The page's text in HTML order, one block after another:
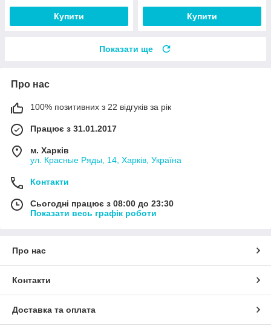
Купити Купити
Показати ще
Про нас
100% позитивних з 22 відгуків за рік
Працює з 31.01.2017
м. Харків
ул. Красные Ряды, 14, Харків, Україна
Контакти
Сьогодні працює з 08:00 до 23:30
Показати весь графік роботи
Про нас
Контакти
Доставка та оплата